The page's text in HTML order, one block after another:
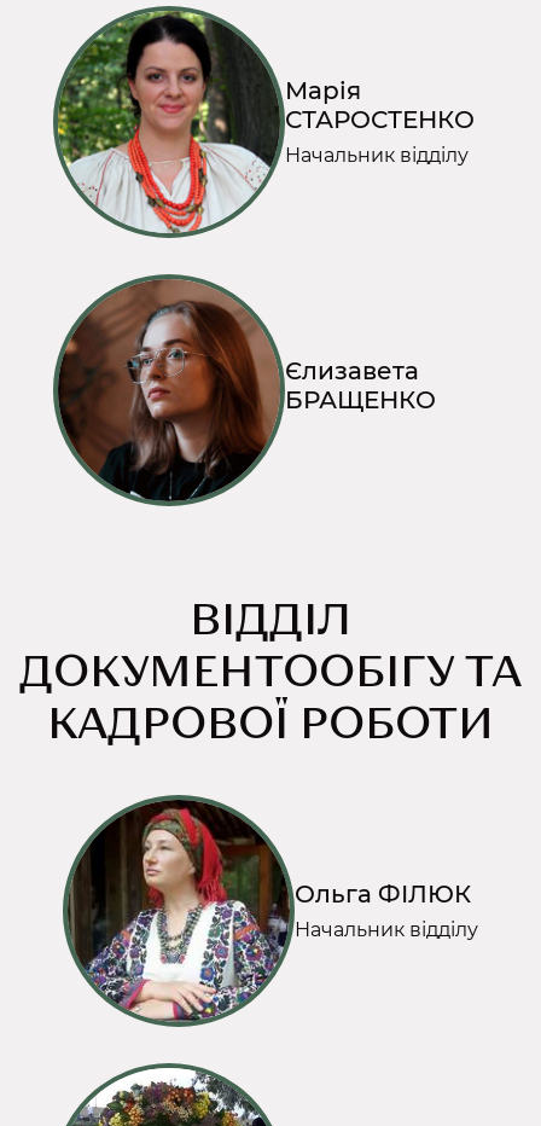
Марія
СТАРОСТЕНКО
Начальник відділу
Єлизавета
БРАЩЕНКО
ВІДДІЛ
ДОКУМЕНТООБІГУ ТА
КАДРОВОЇ РОБОТИ
Ольга ФІЛЮК
Начальник відділу